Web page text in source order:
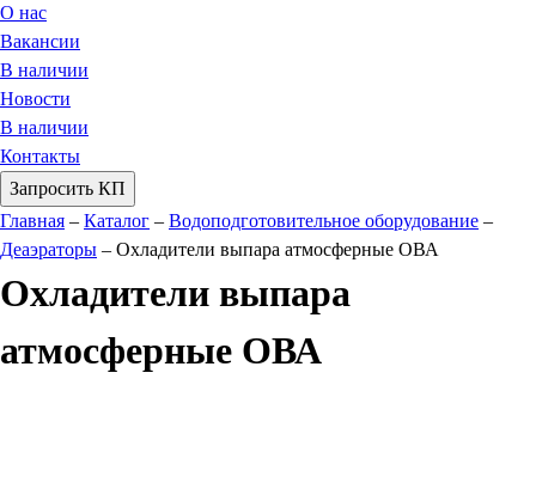
О нас
Вакансии
В наличии
Новости
В наличии
Контакты
Запросить КП
Главная – Каталог – Водоподготовительное оборудование –
Деаэраторы – Охладители выпара атмосферные ОВА
Охладители выпара
атмосферные ОВА